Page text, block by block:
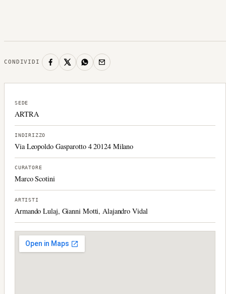
CONDIVIDI
SEDE
ARTRA
INDIRIZZO
Via Leopoldo Gasparotto 4 20124 Milano
CURATORE
Marco Scotini
ARTISTI
Armando Lulaj, Gianni Motti, Alajandro Vidal